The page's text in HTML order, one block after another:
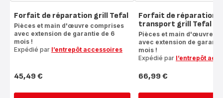
Forfait de réparation grill Tefal
Pièces et main d'œuvre comprises
avec extension de garantie de 6
mois !
Expédié par l’entrepôt accessoires
Prix
45,49 €
Forfait de réparation
transport grill Tefal
Pièces et main d'œuvre
avec extension de
mois !
Expédié par l’entrepôt
Prix
66,99 €